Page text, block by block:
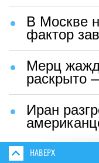
В Москве
фактор
Мерц
раскрыто
Иран
НАВЕРХ